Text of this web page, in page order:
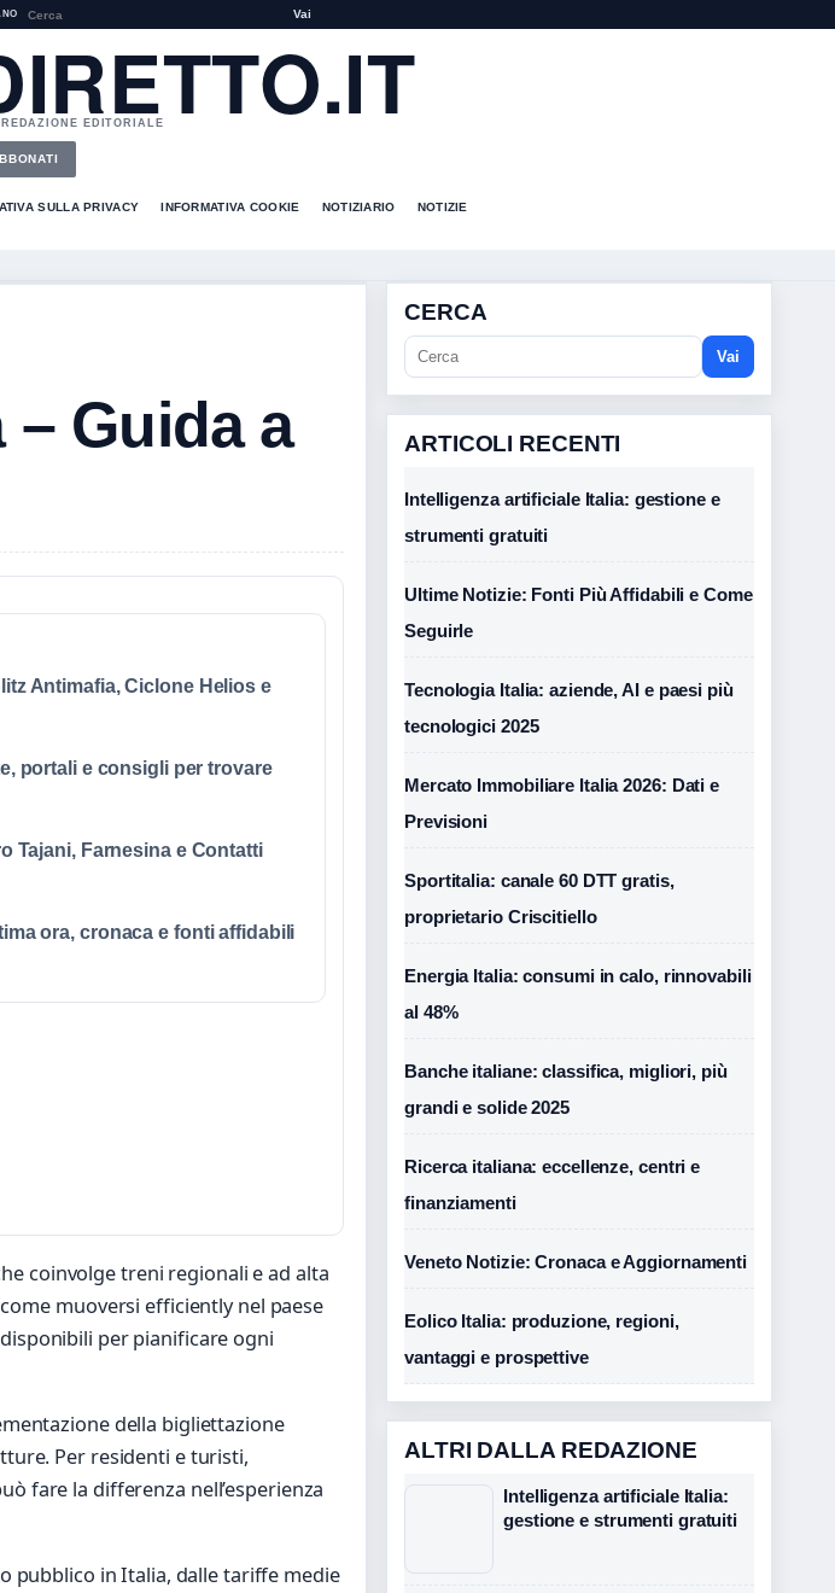
Vai
EDITORIALE
SULLA PRIVACY INFORMATIVA COOKIE NOTIZIARIO NOTIZIE
Guida a
Antimafia, Ciclone Helios e
portali e consigli per trovare
Tajani, Farnesina e Contatti
ora, cronaca e fonti affidabili
coinvolge treni regionali e ad alta
muoversi efficiently nel paese
per pianificare ogni
della bigliettazione
Per residenti e turisti,
fare la differenza nell’esperienza
pubblico in Italia, dalle tariffe medie
CERCA
Vai
ARTICOLI RECENTI
Intelligenza artificiale Italia: gestione e
strumenti gratuiti
Ultime Notizie: Fonti Più Affidabili e Come
Seguirle
Tecnologia Italia: aziende, AI e paesi più
tecnologici 2025
Mercato Immobiliare Italia 2026: Dati e
Previsioni
Sportitalia: canale 60 DTT gratis,
proprietario Criscitiello
Energia Italia: consumi in calo, rinnovabili
al 48%
Banche italiane: classifica, migliori, più
grandi e solide 2025
Ricerca italiana: eccellenze, centri e
finanziamenti
Veneto Notizie: Cronaca e Aggiornamenti
Eolico Italia: produzione, regioni,
vantaggi e prospettive
ALTRI DALLA REDAZIONE
Intelligenza artificiale Italia:
gestione e strumenti gratuiti